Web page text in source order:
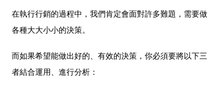
在執行行銷的過程中，我們肯定會面對許多難題，需要做
各種大大小小的決策。
而如果希望能做出好的、有效的決策，你必須要將以下三
者結合運用、進行分析：